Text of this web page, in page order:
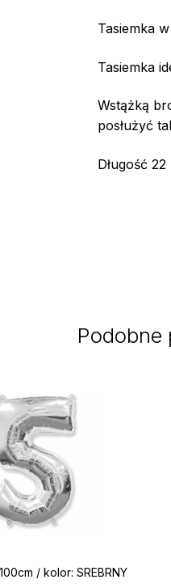
Tasiemka
Tasiemka
Wstążką
posłużyć
Długość
Podobne
/ kolor: SREBRNY